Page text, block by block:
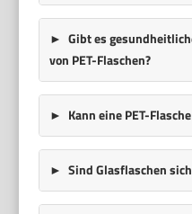
Gibt es
von PET-Flaschen?
Kann eine PET-
Sind Glasflaschen